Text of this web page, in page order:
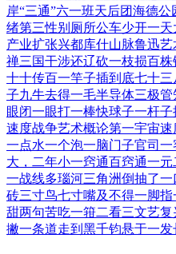
岸“三通”六一班天后团海德公
绪第三性别厕所公车少开一天
产业扩张兴都库什山脉鲁迅艺
禅三国干涉还辽砍一枝损百株
十十传百一竿子插到底七十三
子九牛去得一毛半导体三极管
眼闭一眼打一棒快球子一杆子
速度战争艺术概论第一宇宙速
一点水一个泡一脑门子官司 一
大，二年小一窍通百窍通一元
一战线多瑙河三角洲倒抽了一
砖三寸鸟七寸嘴及不得一脚指
甜两句苦吃一箝二看三文艺复
撇一条道走到黑千钧悬于一发